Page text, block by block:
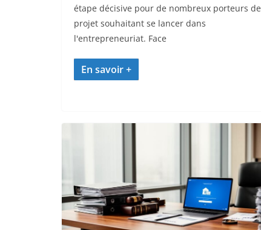
étape décisive pour de nombreux porteurs de
projet souhaitant se lancer dans
l'entrepreneuriat. Face